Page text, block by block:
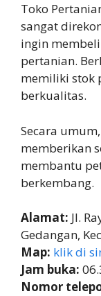
Toko
sangat
ingin
pertanian.
memiliki stok
berkualitas.
Secara
memberikan
membantu
berkembang.
Alamat: Jl.
Gedangan,
Map: klik di
Jam buka:
Nomor